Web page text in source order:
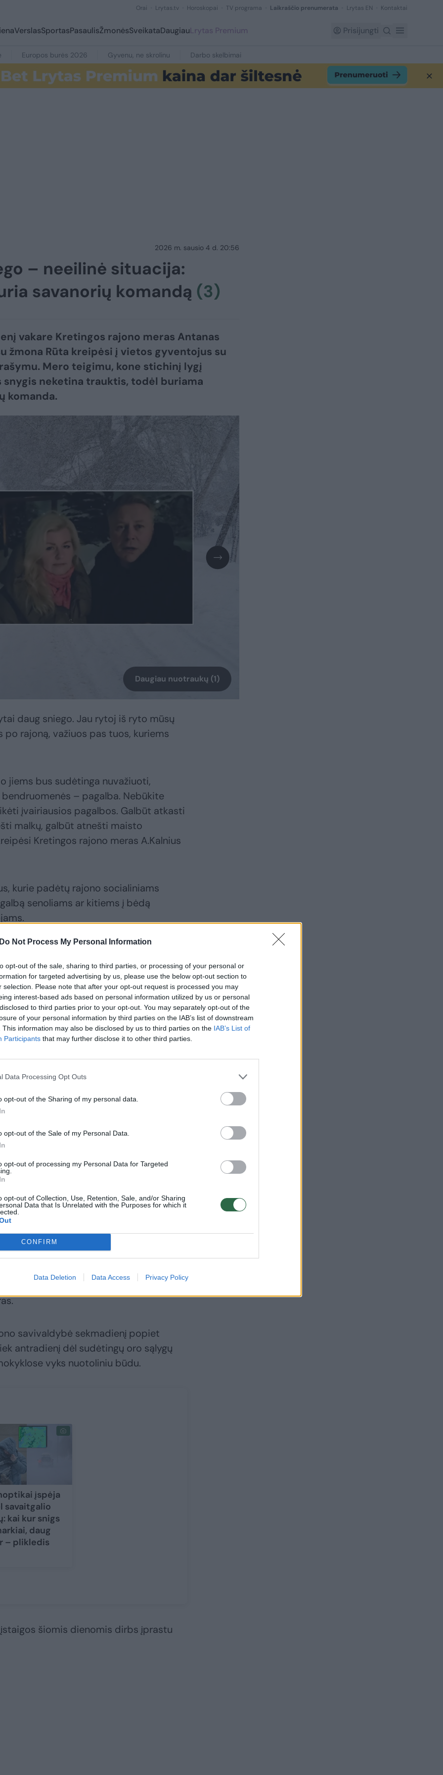
Do Not Process My Personal Information
opt-out of the sale, sharing to third parties, or processing of your personal or
for targeted advertising by us, please use the below opt-out section to
selection. Please note that after your opt-out request is processed you may
interest-based ads based on personal information utilized by us or personal
to third parties prior to your opt-out. You may separately opt-out of the
of your personal information by third parties on the IAB’s list of downstream
This information may also be disclosed by us to third parties on the IAB’s List of
Participants that may further disclose it to other third parties.
Data Processing Opt Outs
opt-out of the Sharing of my personal data.
opt-out of the Sale of my Personal Data.
opt-out of processing my Personal Data for Targeted
opt-out of Collection, Use, Retention, Sale, and/or Sharing
Data that Is Unrelated with the Purposes for which it
CONFIRM
Data Deletion Data Access Privacy Policy
Orai Lrytas.tv Horoskopai TV programa Laikraščio prenumerata Lrytas EN Kontaktai
VerslasSportasPasaulisŽmonėsSveikataDaugiauLrytas Premium Prisijungti
Europos burės 2026 Gyvenu, ne skrolinu Darbo skelbimai
2026 m. sausio 4 d. 20:56
– neeilinė situacija:
savanorių komandą (3)
vakare Kretingos rajono meras Antanas
žmona Rūta kreipėsi į vietos gyventojus su
Mero teigimu, kone stichinį lygį
snygis neketina trauktis, todėl buriama
komanda.
Daugiau nuotraukų (1)
daug sniego. Jau rytoj iš ryto mūsų
rajoną, važiuos pas tuos, kuriems
jiems bus sudėtinga nuvažiuoti,
– pagalba. Nebūkite
įvairiausios pagalbos. Galbūt atkasti
malkų, galbūt atnešti maisto
Kretingos rajono meras A.Kalnius
kurie padėtų rajono socialiniams
senoliams ar kitiems į bėdą
atrodė Žemaitija: sniego pusnų tiek,
yra labai stipri, todėl mes ne kartą
Vatikanas. Todėl kviečiu prisidėti
savivaldybė sekmadienį popiet
antradienį dėl sudėtingų oro sąlygų
vyks nuotoliniu būdu.
įspėja
savaitgalio
kai kur snigs
daug
– plikledis
šiomis dienomis dirbs įprastu